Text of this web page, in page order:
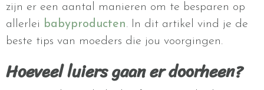
zijn er een aantal manieren om te besparen op
allerlei babyproducten. In dit artikel vind je de
beste tips van moeders die jou voorgingen.
Hoeveel luiers gaan er doorheen?